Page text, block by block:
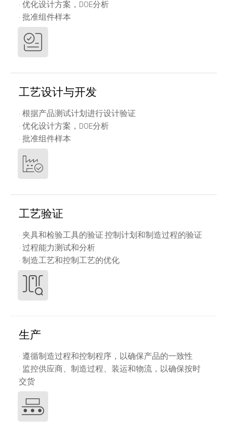
· 优化设计方案，DOE分析
· 批准组件样本
工艺设计与开发
· 根据产品测试计划进行设计验证
· 优化设计方案，DOE分析
· 批准组件样本
工艺验证
· 夹具和检验工具的验证·控制计划和制造过程的验证
· 过程能力测试和分析
· 制造工艺和控制工艺的优化
生产
· 遵循制造过程和控制程序，以确保产品的一致性
· 监控供应商、制造过程、装运和物流，以确保按时
交货